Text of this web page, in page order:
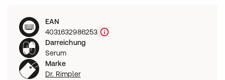
EAN
4031632986253
Darreichung
Serum
Marke
Dr. Rimpler